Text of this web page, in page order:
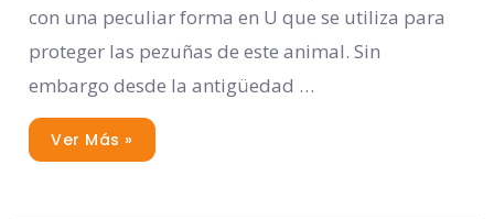
con una peculiar forma en U que se utiliza para
proteger las pezuñas de este animal. Sin
embargo desde la antigüedad …
Ver Más »